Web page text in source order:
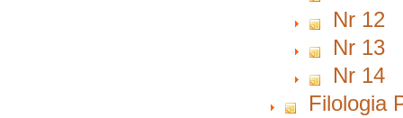
Nr 12
Nr 13
Nr 14
Filologia